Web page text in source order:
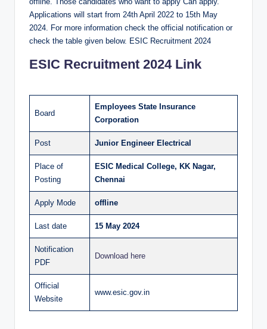
Applications will start from 24th April 2022 to 15th May
2024. For more information check the official notification or
check the table given below. ESIC Recruitment 2024
ESIC Recruitment 2024 Link
Board
Employees State Insurance
Corporation
Post Junior Engineer Electrical
Place of
Posting
ESIC Medical College, KK Nagar,
Chennai
Apply Mode offline
Last date 15 May 2024
Notification
PDF
Download here
Official
Website
www.esic.gov.in